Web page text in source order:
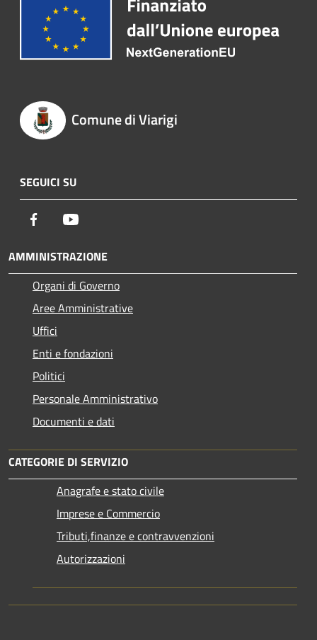
Comune di Viarigi
SEGUICI SU
Facebook
AMMINISTRAZIONE
Organi di Governo
Aree Amministrative
Uffici
Enti e fondazioni
Politici
Personale Amministrativo
Documenti e dati
CATEGORIE DI SERVIZIO
Anagrafe e stato civile
Imprese e Commercio
Tributi,finanze e contravvenzioni
Autorizzazioni